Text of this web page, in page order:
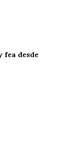
fea desde